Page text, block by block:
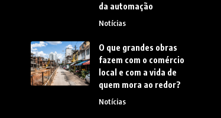
da automação
Notícias
O que grandes obras
fazem com o comércio
local e com a vida de
quem mora ao redor?
Notícias